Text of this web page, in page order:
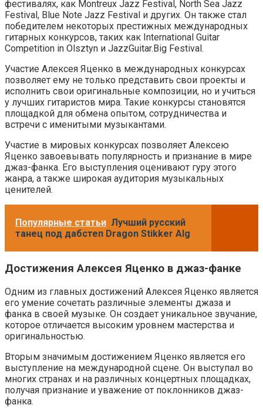
фестивалях, как Montreux Jazz Festival, North Sea Jazz
Festival, Blue Note Jazz Festival и других. Он также стал
победителем некоторых престижных международных
гитарных конкурсов, таких как International Guitar
Competition in Olsztyn и JazzGuitar.Big Festival.
Участие Алексея Яценко в международных конкурсах
позволяет ему не только представить свои проекты и
исполнить свои оригинальные композиции, но и учиться
у лучших гитаристов мира. Такие конкурсы становятся
площадкой для обмена опытом, сотрудничества и
встречи с именитыми музыкантами.
Участие в мировых конкурсах позволяет Алексею
Яценко завоевывать популярность и признание в мире
джаз-фанка. Его выступления оценивают гуру этого
жанра, а также широкая аудитория музыкальных
ценителей.
Популярные статьи Лучший русский
танец под дабстеп Dragon Stikker Alg
Достижения Алексея Яценко в джаз-фанке
Одним из главных достижений Алексея Яценко является
его умение сочетать различные элементы джаза и
фанка в своей музыке. Он создает уникальное звучание,
которое отличается высоким уровнем мастерства и
оригинальностью.
Вторым значимым достижением Яценко является его
выступление на международной сцене. Он выступал во
многих странах и на различных концертных площадках,
получая признание и уважение от поклонников джаз-
фанка.